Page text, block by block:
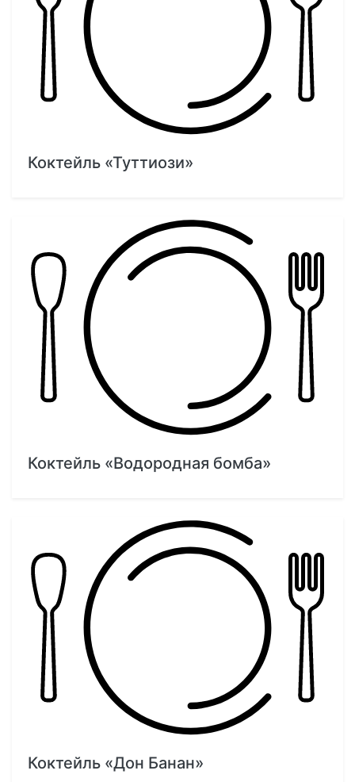
Коктейль «Туттиози»
Коктейль «Водородная бомба»
Коктейль «Дон Банан»